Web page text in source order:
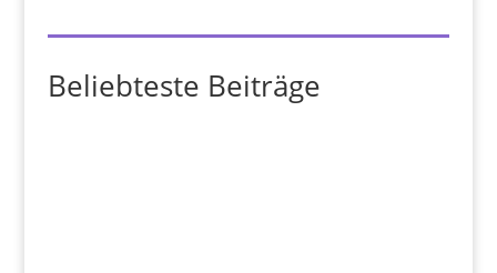
Beliebteste Beiträge